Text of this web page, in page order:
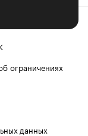
ограничениях
данных